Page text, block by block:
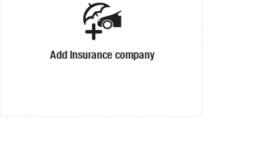
Add insurance company